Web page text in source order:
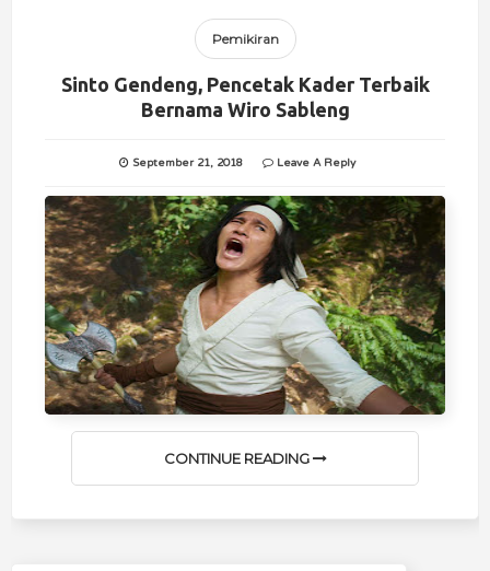
Pemikiran
Sinto Gendeng, Pencetak Kader Terbaik
Bernama Wiro Sableng
September 21, 2018 Leave A Reply
CONTINUE READING